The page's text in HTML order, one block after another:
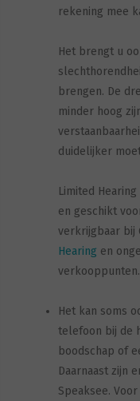
rekening mee
Het brengt u
brengen. De
minder hoog
duidelijker
Limited
en geschikt
verkrijgbaar bij
Hearing en
verkooppunten.
Het kan soms
telefoon bij de
boodschap of
Daarnaast zijn
Speaksee.